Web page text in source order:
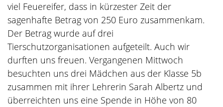
viel Feuereifer, dass in kürzester Zeit der
sagenhafte Betrag von 250 Euro zusammenkam.
Der Betrag wurde auf drei
Tierschutzorganisationen aufgeteilt. Auch wir
durften uns freuen. Vergangenen Mittwoch
besuchten uns drei Mädchen aus der Klasse 5b
zusammen mit ihrer Lehrerin Sarah Albertz und
überreichten uns eine Spende in Höhe von 80